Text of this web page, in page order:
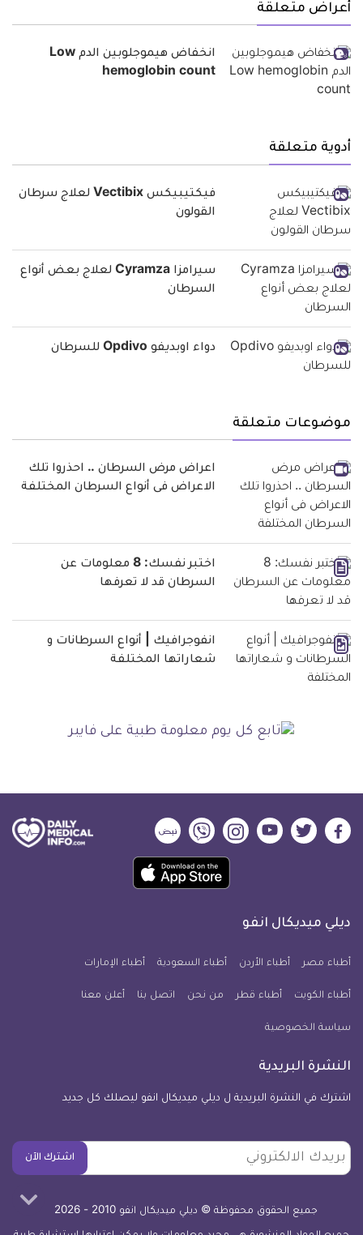
أعراض متعلقة
انخفاض هيموجلوبين الدم Low
hemoglobin count
أدوية متعلقة
فيكتيبيكس Vectibix لعلاج سرطان
القولون
سيرامزا Cyramza لعلاج بعض أنواع
السرطان
دواء اوبديفو Opdivo للسرطان
موضوعات متعلقة
اعراض مرض السرطان .. احذروا تلك
الاعراض فى أنواع السرطان المختلفة
اختبر نفسك: 8 معلومات عن
السرطان قد لا تعرفها
انفوجرافيك | أنواع السرطانات و
شعاراتها المختلفة
ديلي
فيسبوك
ديلي
تويتر
ديلي
ميديكال
يوتيوب
ديلي
ميديكال
انفو
ديلي
ميديكال
انفو
ديلي
ميديكال
انفو
حمل
تطبيق
معلومة
للآيفون
ديلي ميديكال انفو
أطباء مصر أطباء الأردن أطباء السعودية أطباء الإمارات
أطباء الكويت أطباء قطر من نحن اتصل بنا أعلن معنا
سياسة الخصوصية
النشرة البريدية
اشترك في النشرة البريدية ل ديلي ميديكال انفو ليصلك كل جديد
بريدك
الالكتروني
اشترك الآن
جميع الحقوق محفوظة © ديلي ميديكال انفو 2010 - 2026